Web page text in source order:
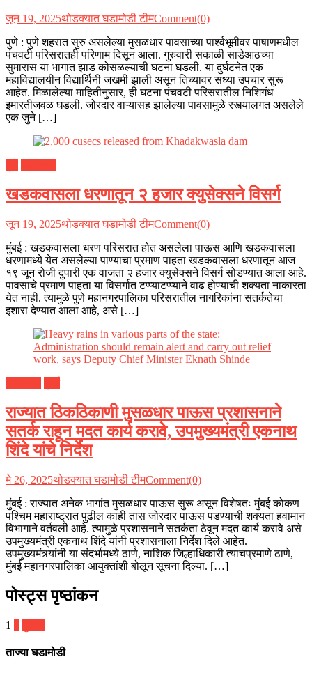
जून 19, 2025थोडक्यात घडामोडी टीमComment(0)
पुणे : पुणे शहरात सुरु असलेल्या मुसळधार पावसाच्या पार्श्वभूमीवर पाषाणमधील
पंचवटी परिसरातही परिणाम दिसून आला. गुरुवारी सकाळी साडेआठच्या
सुमारास या भागात झाड कोसळल्याची घटना घडली. या दुर्घटनेत एक
महाविद्यालयीन विद्यार्थिनी जखमी झाली असून तिच्यावर सध्या उपचार सुरू
आहेत. मिळालेल्या माहितीनुसार, ही घटना पंचवटी परिसरातील निशिगंध
इमारतीजवळ घडली. जोरदार वाऱ्यासह झालेल्या पावसामुळे रस्त्यालगत असलेले
एक जुने […]
खडकवासला धरणातून २ हजार क्युसेक्सने विसर्ग
जून 19, 2025थोडक्यात घडामोडी टीमComment(0)
मुंबई : खडकवासला धरण परिसरात होत असलेला पाऊस आणि खडकवासला
धरणामध्ये येत असलेल्या पाण्याचा प्रमाण पाहता खडकवासला धरणातून आज
१९ जून रोजी दुपारी एक वाजता २ हजार क्युसेक्सने विसर्ग सोडण्यात आला आहे.
पावसाचे प्रमाण पाहता या विसर्गात टप्प्याटप्प्याने वाढ होण्याची शक्यता नाकारता
येत नाही. त्यामुळे पुणे महानगरपालिका परिसरातील नागरिकांना सतर्कतेचा
इशारा देण्यात आला आहे, असे […]
राज्यात ठिकठिकाणी मुसळधार पाऊस प्रशासनाने
सतर्क राहून मदत कार्य करावे, उपमुख्यमंत्री एकनाथ
शिंदे यांचे निर्देश
मे 26, 2025थोडक्यात घडामोडी टीमComment(0)
मुंबई : राज्यात अनेक भागांत मुसळधार पाऊस सुरू असून विशेषतः मुंबई कोकण
पश्चिम महाराष्ट्रात पुढील काही तास जोरदार पाऊस पडण्याची शक्यता हवामान
विभागाने वर्तवली आहे. त्यामुळे प्रशासनाने सतर्कता ठेवून मदत कार्य करावे असे
उपमुख्यमंत्री एकनाथ शिंदे यांनी प्रशासनाला निर्देश दिले आहेत.
उपमुख्यमंत्र्यांनी या संदर्भामध्ये ठाणे, नाशिक जिल्हाधिकारी त्याचप्रमाणे ठाणे,
मुंबई महानगरपालिका आयुक्तांशी बोलून सूचना दिल्या. […]
पोस्ट्स पृष्ठांकन
1
ताज्या घडामोडी